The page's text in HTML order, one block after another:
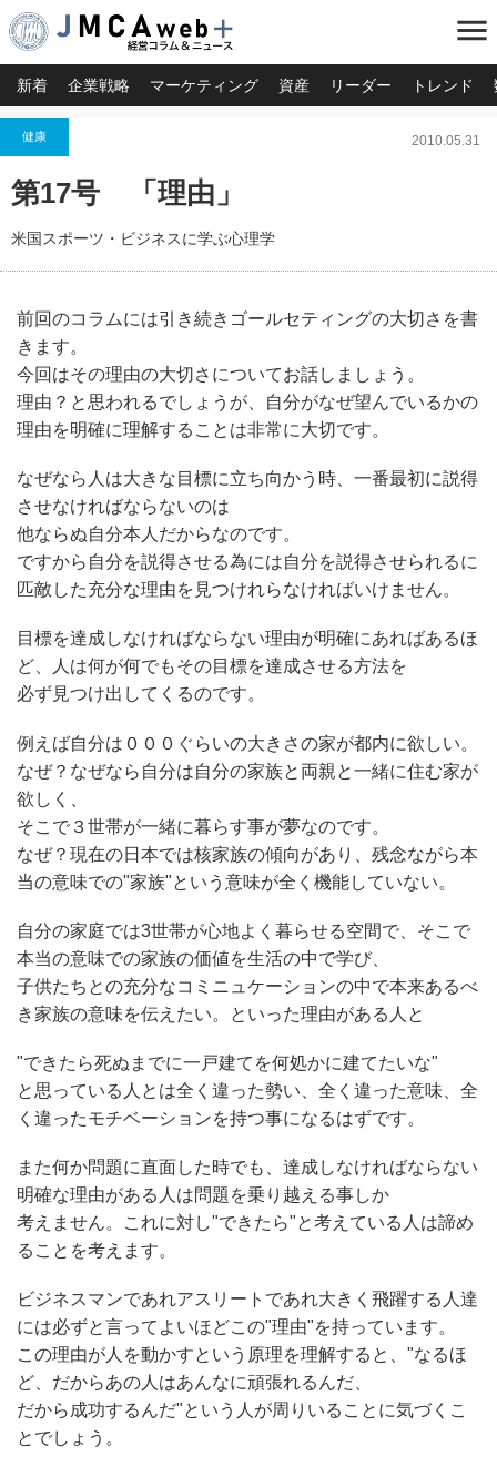
menu
新着 企業戦略 マーケティング 資産 リーダー トレンド
健康 2010.05.31
第17号 「理由」
米国スポーツ・ビジネスに学ぶ心理学
前回のコラムには引き続きゴールセティングの大切さを書
きます。
今回はその理由の大切さについてお話しましょう。
理由？と思われるでしょうが、自分がなぜ望んでいるかの
理由を明確に理解することは非常に大切です。
なぜなら人は大きな目標に立ち向かう時、一番最初に説得
させなければならないのは
他ならぬ自分本人だからなのです。
ですから自分を説得させる為には自分を説得させられるに
匹敵した充分な理由を見つけれらなければいけません。
目標を達成しなければならない理由が明確にあればあるほ
ど、人は何が何でもその目標を達成させる方法を
必ず見つけ出してくるのです。
例えば自分は０００ぐらいの大きさの家が都内に欲しい。
なぜ？なぜなら自分は自分の家族と両親と一緒に住む家が
欲しく、
そこで３世帯が一緒に暮らす事が夢なのです。
なぜ？現在の日本では核家族の傾向があり、残念ながら本
当の意味での"家族"という意味が全く機能していない。
自分の家庭では3世帯が心地よく暮らせる空間で、そこで
本当の意味での家族の価値を生活の中で学び、
子供たちとの充分なコミニュケーションの中で本来あるべ
き家族の意味を伝えたい。といった理由がある人と
"できたら死ぬまでに一戸建てを何処かに建てたいな"
と思っている人とは全く違った勢い、全く違った意味、全
く違ったモチベーションを持つ事になるはずです。
また何か問題に直面した時でも、達成しなければならない
明確な理由がある人は問題を乗り越える事しか
考えません。これに対し"できたら"と考えている人は諦め
ることを考えます。
ビジネスマンであれアスリートであれ大きく飛躍する人達
には必ずと言ってよいほどこの"理由"を持っています。
この理由が人を動かすという原理を理解すると、"なるほ
ど、だからあの人はあんなに頑張れるんだ、
だから成功するんだ"という人が周りいることに気づくこ
とでしょう。